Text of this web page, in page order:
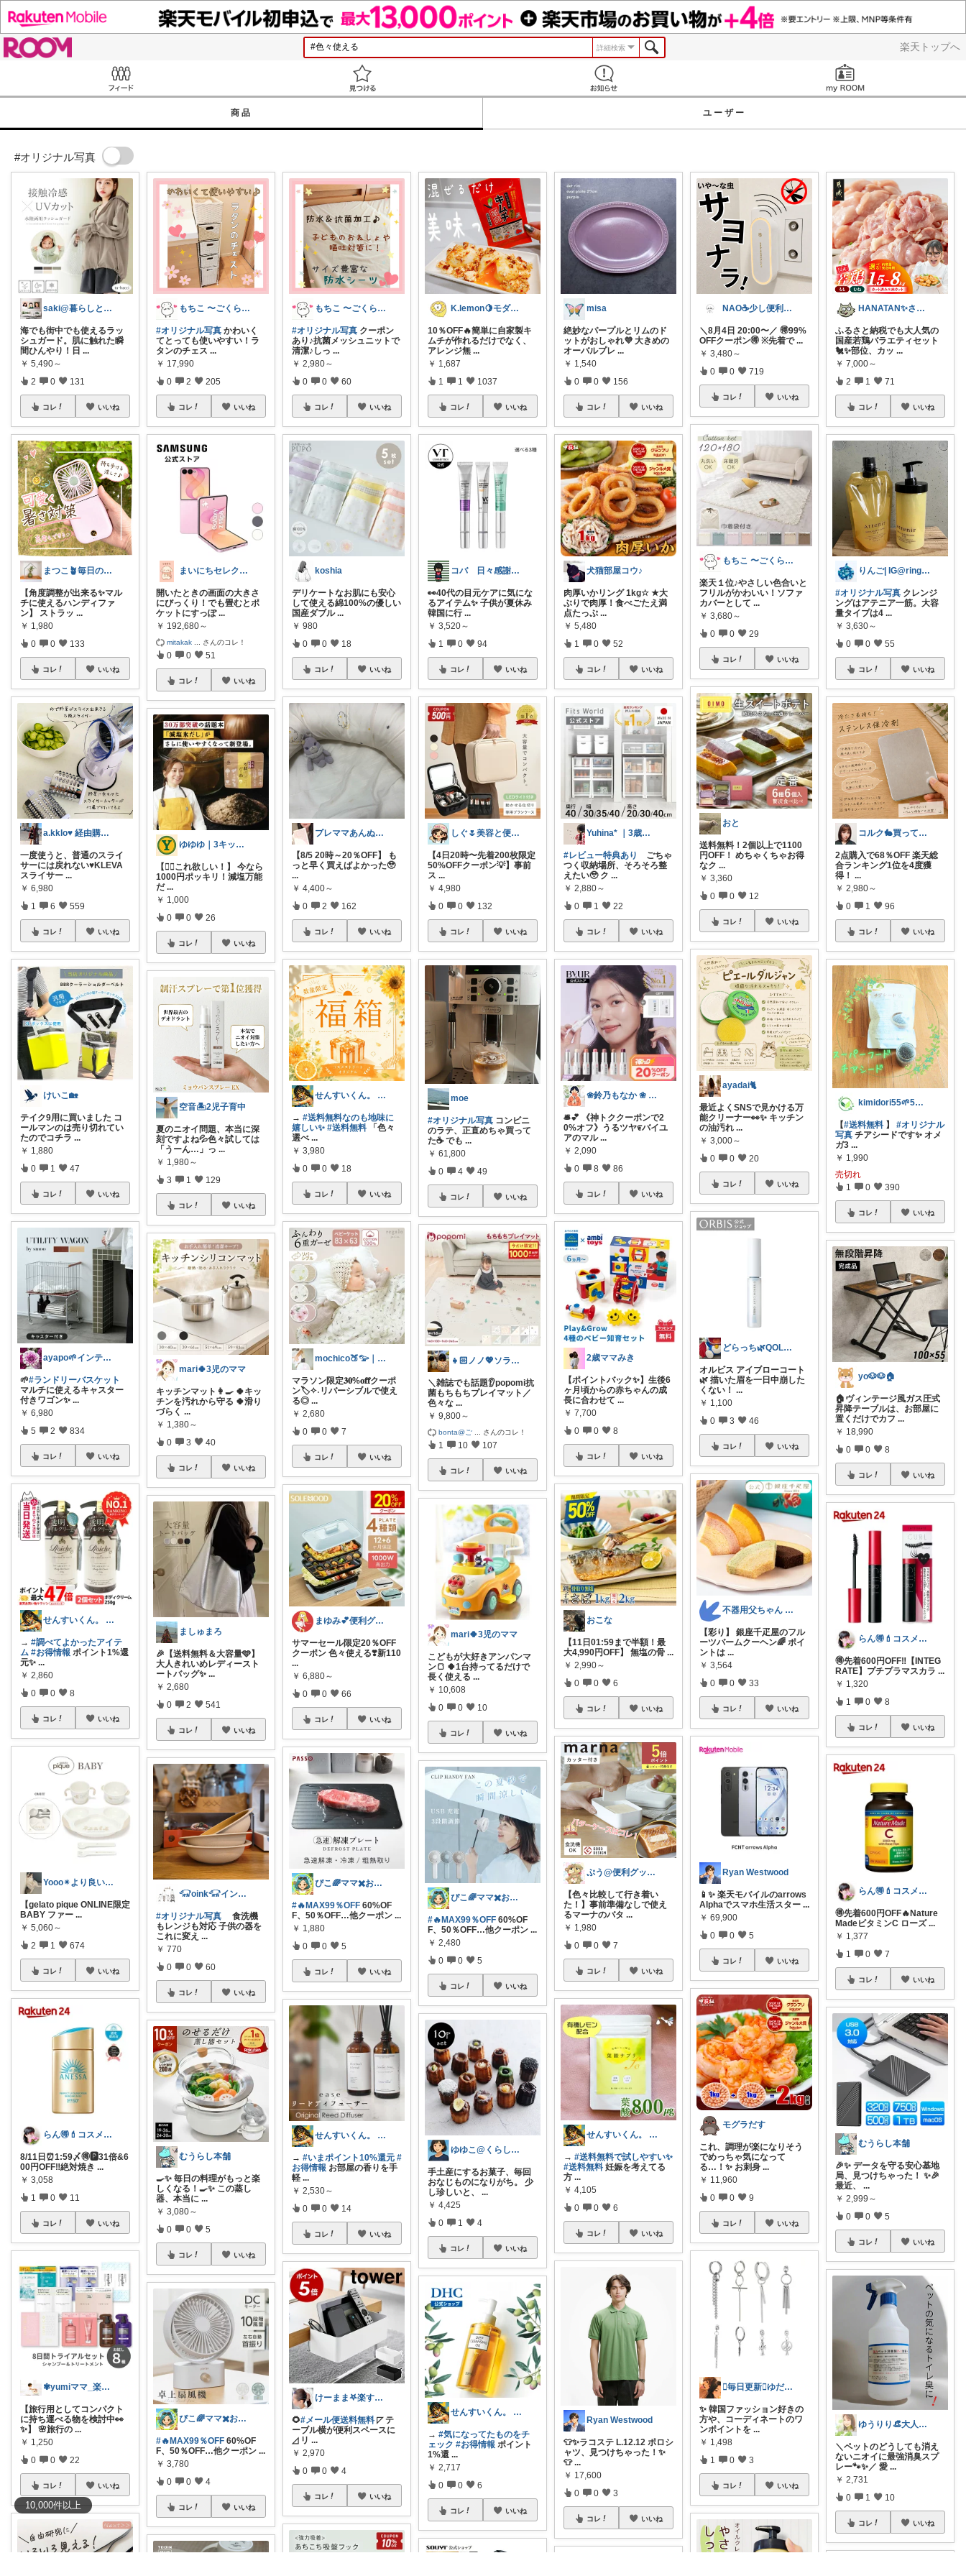
楽天トップへ
詳細検索
商品 ユーザー
#オリジナル写真
10,000件以上
saki@暮らしと子育て在宅ワーク
海でも街中でも使えるラッ
シュガード。肌に触れた瞬
間ひんやり！日 ...
￥ 5,490～
2 0 131
コレ いいね
まつこ🪴毎日のくらし、ちょっと心地よく
【角度調整が出来る✨マル
チに使えるハンディファ
ン】 ストラッ ...
￥ 1,980
0 0 133
コレ いいね
a.kklo♥ 経由購入感謝です💕
一度使うと、普通のスライ
サーには戻れない♥KLEVA
スライサー ...
￥ 6,980
1 6 559
コレ いいね
けいこ🏡
テイク9用に買いました コ
ールマンのは売り切れてい
たのでコチラ ...
￥ 1,880
0 1 47
コレ いいね
ayapo🌱インテリア&雑貨
🌱#ランドリーバスケット
マルチに使えるキャスター
付きワゴン✨ ...
￥ 6,980
5 2 834
コレ いいね
せんすいくん。 ＼情報の海へダイブ／
→ #調べてよかったアイテ
ム #お得情報 ポイント1%還
元✨ ...
￥ 2,860
0 0 8
コレ いいね
Yooo✴︎より良い暮らし✴︎
【gelato pique ONLINE限定
BABY ファー ...
￥ 5,060～
2 1 674
コレ いいね
らん🉐💄コスメ&ファッション👗✨
8/11日⏰1:59〆🉐🅿️31倍&6
00円OFF‼︎絶対焼き ...
￥ 3,058
1 0 11
コレ いいね
✾yumiママ_楽しむ毎日✾
【旅行用としてコンパクト
に持ち運べる物を検討中👀
✨】 🌸旅行の ...
￥ 1,250
0 0 22
コレ いいね
もちこ 〜ごくらく＆かわいい生活♪
#オリジナル写真 かわいく
てとっても使いやすい！ラ
タンのチェス ...
￥ 17,990
0 2 205
コレ いいね
まいにちセレクトdays
開いたときの画面の大きさ
にびっくり！でも畳むとポ
ケットにすっぽ ...
￥ 192,680～
mitakak さんのコレ！
0 0 51
コレ いいね
ゆゆゆ｜3キッズ母ちゃん🍙🥋🧡🌼
【🏃‍♀️これ欲しい！】 今なら
1000円ポッキリ！減塩万能
だ ...
￥ 1,000
0 0 26
コレ いいね
空音🏝️2児子育中
夏のニオイ問題、本当に深
刻ですよね💦色々試しては
「うーん…」っ ...
￥ 1,980～
3 1 129
コレ いいね
mari🍀3児のママ
キッチンマット👩‍🍳 🍀キッ
チンを汚れから守る 🍀滑り
づらく ...
￥ 1,380～
0 3 40
コレ いいね
ましゅまろ
​🎉【送料無料＆大容量🩵】
大人きれいめレディースト
ートバッグ✨ ...
￥ 2,680
0 2 541
コレ いいね
𓃟oink𓃟インテリア・雑貨・服
#オリジナル写真 食洗機
もレンジも対応 子供の器を
これに変え ...
￥ 770
0 0 60
コレ いいね
むうらし本舗
🍳✨ 毎日の料理がもっと楽
しくなる！🍳✨ この蒸し
器、本当に ...
￥ 3,080～
0 0 5
コレ いいね
ぴこ🌈ママ✖️お洒落✖️お得
#🔥MAX99％OFF 60%OF
F、50％OFF…他クーポン ...
￥ 3,780
0 0 4
コレ いいね
もちこ 〜ごくらく＆かわいい生活♪
#オリジナル写真 クーポン
あり♪抗菌メッシュニットで
清潔♪しっ ...
￥ 2,980～
0 0 60
コレ いいね
koshia
デリケートなお肌にも安心
して使える綿100%の優しい
国産ダブル ...
￥ 980
0 0 18
コレ いいね
プレママあんぬ💍｜出産準備中👶
【8/5 20時～20％OFF】 も
っと早く買えばよかった🥹
...
￥ 4,400～
0 2 162
コレ いいね
せんすいくん。 ＼情報の海へダイブ／
→#送料無料なのも地味に
嬉しい✨ #送料無料 「色々
選べ ...
￥ 3,980
0 0 18
コレ いいね
mochico🍑𓅰｜子育てmama
マラソン限定𝟑𝟎%𝐨𝐟𝐟クーポ
ン🏷️✧˖リバーシブルで使え
る◎ ...
￥ 2,680
0 0 7
コレ いいね
まゆみ💕便利グッズ紹介✨
サマーセール限定20％OFF
クーポン 色々使える❣️新110
...
￥ 6,880～
0 0 66
コレ いいね
ぴこ🌈ママ✖️お洒落✖️お得
#🔥MAX99％OFF 60%OF
F、50％OFF…他クーポン ...
￥ 1,880
0 0 5
コレ いいね
せんすいくん。 ＼情報の海へダイブ／
→#いまポイント10%還元 #
お得情報 お部屋の香りを手
軽 ...
￥ 2,530～
0 0 14
コレ いいね
けーまま𖤐楽する家づくり☀︎*.｡
🌻#メール便送料無料 ◸ テ
ーブル横が便利スペースに
◿ リ ...
￥ 2,970
0 0 4
コレ いいね
K.lemon🍋モダン+家事楽+🐶
10％OFF🔥簡単に自家製キ
ムチが作れるだけでなく、
アレンジ無 ...
￥ 1,687
1 1 1037
コレ いいね
コバ 日々感謝✨私のすきなもの帖✨
👀40代の目元ケアに気にな
るアイテム✨ 子供が夏休み
韓国に行 ...
￥ 3,520～
1 0 94
コレ いいね
しぐ🌷美容と便利な小物🍀
【4日20時〜先着200枚限定
50%OFFクーポン💡】事前
ス ...
￥ 4,980
0 0 132
コレ いいね
moe
#オリジナル写真 コンビニ
のラテ、正直めちゃ買って
た☕ でも ...
￥ 61,800
0 4 49
コレ いいね
👧🏻ノノ💖ソラ👶🏻
＼雑誌でも話題👂popomi抗
菌もちもちプレイマット／
色々な ...
￥ 9,800～
bonta@ご さんのコレ！
1 10 107
コレ いいね
mari🍀3児のママ
こどもが大好きアンパンマ
ン🍞 🍀1台持ってるだけで
長く使える ...
￥ 10,608
0 0 10
コレ いいね
ぴこ🌈ママ✖️お洒落✖️お得
#🔥MAX99％OFF 60%OF
F、50％OFF…他クーポン ...
￥ 2,480
0 0 5
コレ いいね
ゆゆこ@くらしを楽に便利に✨
手土産にするお菓子、毎回
おなじものになりがち。 少
し珍しいと、
...
￥ 4,425
0 1 4
コレ いいね
せんすいくん。 ＼情報の海へダイブ／
→#気になってたものをチ
ェック #お得情報 ポイント
1%還 ...
￥ 2,717
0 0 6
コレ いいね
misa
絶妙なパープルとリムのド
ットがおしゃれ💜 大きめの
オーバルプレ ...
￥ 1,540
0 0 156
コレ いいね
犬猫部屋コウ♪
肉厚いかリング 1kg☆ ★大
ぶりで肉厚！食べごたえ満
点たっぷ ...
￥ 5,480
1 0 52
コレ いいね
Yuhina* ｜3歳ママ
#レビュー特典あり
ごちゃ
つく収納場所、そろそろ整
えたい🥹 ク ...
￥ 2,880～
0 1 22
コレ いいね
❀鈴乃もなか ❀ 穏やかさを大切に
🛎️💕 《神トククーポンで2
0%オフ》うるツヤ೯バイユ
アのマル ...
￥ 2,090
0 8 86
コレ いいね
2歳ママみき
【ポイントバック✨】生後6
ヶ月頃からの赤ちゃんの成
長に合わせて ...
￥ 7,700
0 0 8
コレ いいね
おこな
【11日01:59まで半額！最
大4,990円OFF】 無塩の骨 ...
￥ 2,990～
0 0 6
コレ いいね
ぷう@便利グッズ&話題の生活用品
​【色々比較して行き着い
た！】事前準備なしで使え
るマーナのバタ ...
￥ 1,980
0 0 7
コレ いいね
せんすいくん。 ＼情報の海へダイブ／
→#送料無料で試しやすい✨
#送料無料 妊娠を考えてる
方 ...
￥ 4,105
0 0 6
コレ いいね
Ryan Westwood
👕✨ラコステ L.12.12 ポロシ
ャツ、見つけちゃった！✨
👕 ...
￥ 17,600
0 0 3
コレ いいね
NAO☕️少し便利な僕の家
＼8月4日 20:00〜／ 🉐99%
OFFクーポン🉐 ※先着で ...
￥ 3,480～
0 0 719
コレ いいね
もちこ 〜ごくらく＆かわいい生活♪
楽天１位♪やさしい色合いと
フリルがかわいい！ソファ
カバーとして ...
￥ 3,680～
0 0 29
コレ いいね
おと
送料無料！2個以上で1100
円OFF！ めちゃくちゃお得
なク ...
￥ 3,360
0 0 12
コレ いいね
ayadai🐈
最近よくSNSで見かける万
能クリーナー👀✨ キッチン
の油汚れ ...
￥ 3,000～
0 0 20
コレ いいね
どらっち🌿QOLを少しだけUP⤴︎⤴︎
オルビス アイブローコート
🌿 描いた眉を一日中崩した
くない！ ...
￥ 1,100
0 3 46
コレ いいね
不器用父ちゃん 送料無料お得スイーツ🍩
【彩り】 銀座千疋屋のフル
ーツバームクーヘン🌈 ポイ
ントは...
￥ 3,564
0 0 33
コレ いいね
Ryan Westwood
📱✨ 楽天モバイルのarrows
Alphaでスマホ生活スター ...
￥ 69,900
0 0 5
コレ いいね
モグラだす
これ、調理が楽になりそう
でめっちゃ気になって
る…！✨ お刺身 ...
￥ 11,960
0 0 9
コレ いいね
🫪毎日更新🫪ゆだむパパ(ママも)
✨ 韓国ファッション好きの
方や、コーディネートのワ
ンポイントを ...
￥ 1,498
1 0 3
コレ いいね
HANATAN✨さっちゃんの1番とれぬ✨
ふるさと納税でも大人気の
国産若鶏バラエティセット
🐔✨部位、カッ ...
￥ 7,000～
2 1 71
コレ いいね
りんご| IG@ringo__7_
#オリジナル写真 クレンジ
ングはアテニア一筋。大容
量タイプは4 ...
￥ 3,630～
0 0 55
コレ いいね
コルク🐇買ってよかった！オリジナル写真
2点購入で68％OFF 楽天総
合ランキング1位を4度獲
得！...
￥ 2,980～
0 1 96
コレ いいね
kimidori55🌱5日感謝✨😭
【#送料無料 】#オリジナル
写真 チアシードです✨ オメ
ガ3 ...
￥ 1,990
売切れ
1 0 390
コレ いいね
yo🐶🐶🏠
🏠ヴィンテージ風ガス圧式
昇降テーブルは、お部屋に
置くだけでカフ ...
￥ 18,990
0 0 8
コレ いいね
らん🉐💄コスメ&ファッション👗✨
🉐先着600円OFF‼︎【INTEG
RATE】プチプラマスカラ ...
￥ 1,320
1 0 8
コレ いいね
らん🉐💄コスメ&ファッション👗✨
🉐先着600円OFF🔥Nature
MadeビタミンC ローズ ...
￥ 1,377
1 0 7
コレ いいね
むうらし本舗
🎉✨ データを守る安心基地
局、見つけちゃった！ ✨🎉
最近、
...
￥ 2,999～
0 0 5
コレ いいね
ゆうりり👒大人の悩み解消アイテム☀️
＼ペットのどうしても消え
ないニオイに最強消臭スプ
レー🐾✨／ 愛 ...
￥ 2,731
0 1 10
コレ いいね